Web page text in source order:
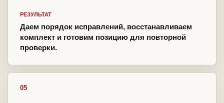
РЕЗУЛЬТАТ
Даем порядок исправлений, восстанавливаем
комплект и готовим позицию для повторной
проверки.
05